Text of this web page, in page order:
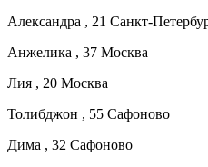
Александра , 21 Санкт-
Анжелика , 37 Москва
Лия , 20 Москва
Толибджон , 55 Сафоново
Дима , 32 Сафоново